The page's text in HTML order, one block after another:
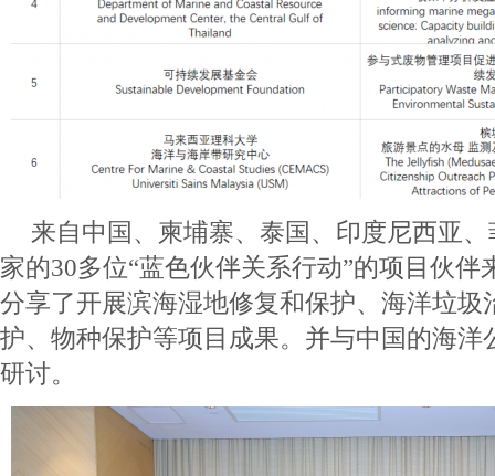
来自中国、柬埔寨、泰国、印度尼西亚
家的30多位“蓝色伙伴关系行动”的项目伙伴
分享了开展滨海湿地修复和保护、海洋垃圾
护、物种保护等项目成果。并与中国的海洋
研讨。